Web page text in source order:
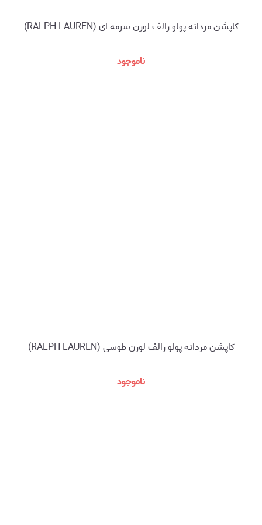
کاپشن مردانه پولو رالف لورن سرمه ای (RALPH LAUREN)
ناموجود
کاپشن مردانه پولو رالف لورن طوسی (RALPH LAUREN)
ناموجود